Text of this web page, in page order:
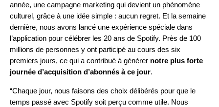
année, une campagne marketing qui devient un phénomène
culturel, grâce à une idée simple : aucun regret. Et la semaine
dernière, nous avons lancé une expérience spéciale dans
l’application pour célébrer les 20 ans de Spotify. Près de 100
millions de personnes y ont participé au cours des six
premiers jours, ce qui a contribué à générer notre plus forte
journée d’acquisition d’abonnés à ce jour.
“Chaque jour, nous faisons des choix délibérés pour que le
temps passé avec Spotify soit perçu comme utile. Nous